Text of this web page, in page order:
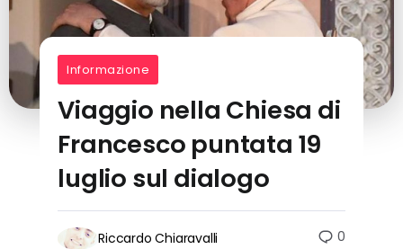
Informazione
Viaggio nella Chiesa di
Francesco puntata 19
luglio sul dialogo
Riccardo Chiaravalli 0